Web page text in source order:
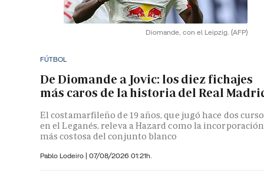
Diomande, con el Leipzig. (AFP)
FÚTBOL
De Diomande a Jovic: los diez fichajes
más caros de la historia del Real
El costamarfileño de 19 años, que jugó hace dos
en el Leganés, releva a Hazard como la incorporación
más costosa del conjunto blanco
Pablo Lodeiro | 07/08/2026 01:21h.